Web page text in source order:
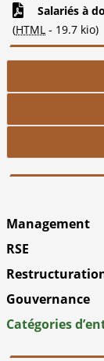
Salariés à
(HTML - 19.7 kio)
Management
RSE
Gouvernance
Catégories